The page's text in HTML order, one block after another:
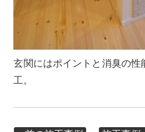
玄関にはポイントと消臭の
工。